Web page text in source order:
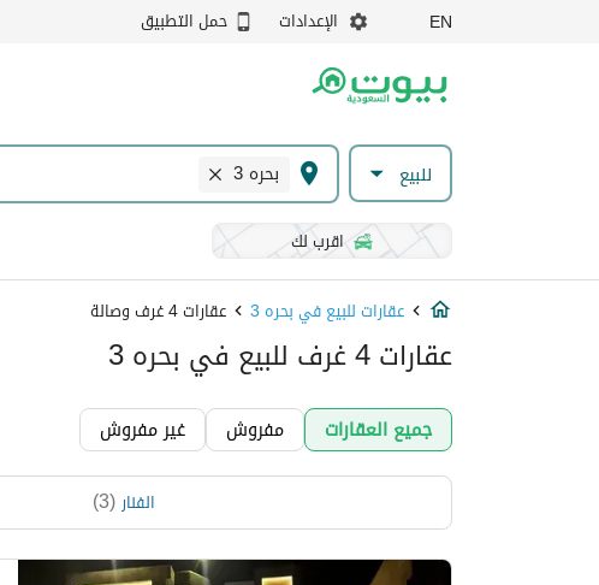
EN الإعدادات حمل التطبيق
للبيع بحره 3
اقرب لك
عقارات للبيع في بحره 3 عقارات 4 غرف وصالة
عقارات 4 غرف للبيع في بحره 3
جميع العقارات مفروش غير مفروش
الفنار (
3
)